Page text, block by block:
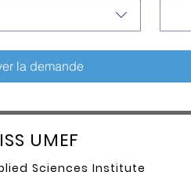
la demande
ISS UMEF
Sciences Institute